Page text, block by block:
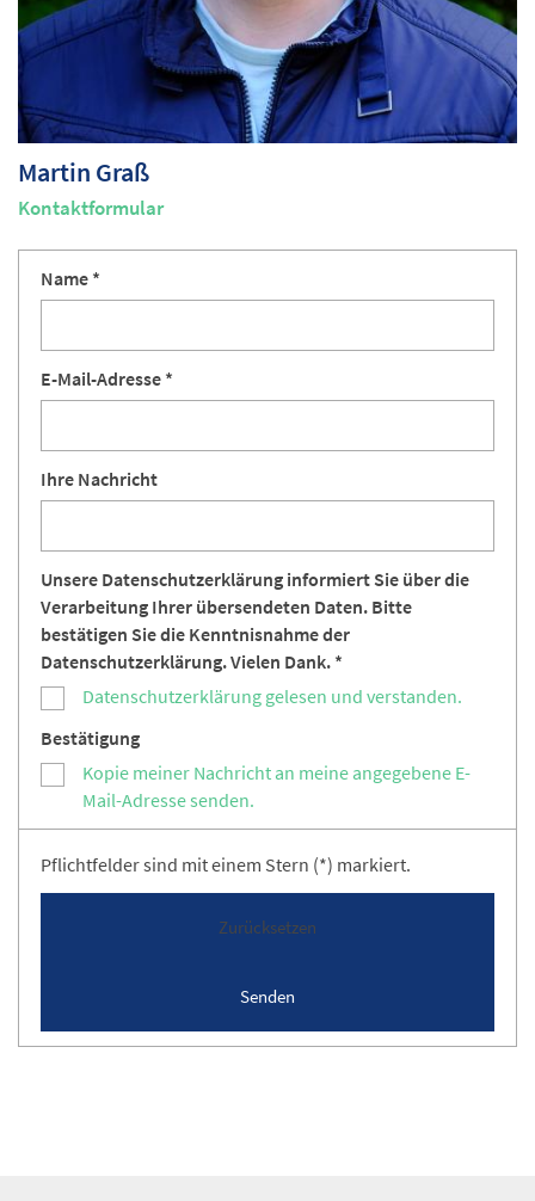
Martin Graß
Kontaktformular
Name *
E-Mail-Adresse *
Ihre Nachricht
Unsere Datenschutzerklärung informiert Sie über die
Verarbeitung Ihrer übersendeten Daten. Bitte
bestätigen Sie die Kenntnisnahme der
Datenschutzerklärung. Vielen Dank. *
Datenschutzerklärung gelesen und verstanden.
Bestätigung
Kopie meiner Nachricht an meine angegebene E-
Mail-Adresse senden.
Pflichtfelder sind mit einem Stern (*) markiert.
Zurücksetzen